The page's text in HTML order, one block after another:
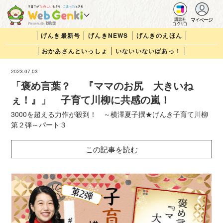
講談社
コクリコ
マイページ
げんき最新号 げんきNEWS
げんきのえほん
おかあさんといっしょ
いないいないばあっ！
2023.07.03
「褒め言葉？ 『ママのお尻 大きいね
ぇ！』」 子育て川柳に共感の嵐！
3000を超える力作が殺到！ ～横澤夏子撰★げんき子育て川柳
第２弾～パート３
この記事を読む